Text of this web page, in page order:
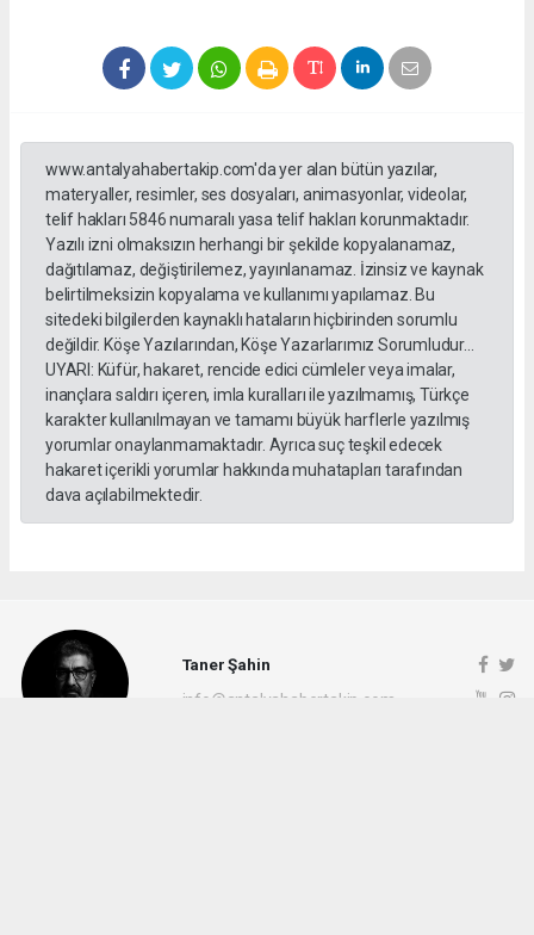
www.antalyahabertakip.com'da yer alan bütün yazılar,
materyaller, resimler, ses dosyaları, animasyonlar, videolar,
telif hakları 5846 numaralı yasa telif hakları korunmaktadır.
Yazılı izni olmaksızın herhangi bir şekilde kopyalanamaz,
dağıtılamaz, değiştirilemez, yayınlanamaz. İzinsiz ve kaynak
belirtilmeksizin kopyalama ve kullanımı yapılamaz. Bu
sitedeki bilgilerden kaynaklı hataların hiçbirinden sorumlu
değildir. Köşe Yazılarından, Köşe Yazarlarımız Sorumludur...
UYARI: Küfür, hakaret, rencide edici cümleler veya imalar,
inançlara saldırı içeren, imla kuralları ile yazılmamış, Türkçe
karakter kullanılmayan ve tamamı büyük harflerle yazılmış
yorumlar onaylanmamaktadır. Ayrıca suç teşkil edecek
hakaret içerikli yorumlar hakkında muhatapları tarafından
dava açılabilmektedir.
Taner Şahin
info@antalyahabertakip.com